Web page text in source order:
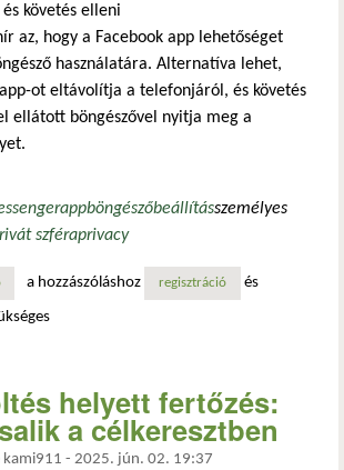
követés elleni
az, hogy a Facebook app lehetőséget
használatára. Alternatíva lehet,
ot eltávolítja a telefonjáról, és követés
ellátott böngészővel nyitja meg a
appböngészőbeállításszemélyes
szféraprivacy
facebook böngésző beállítása tartalommal kapcsolatosan
a hozzászóláshoz regisztráció és
helyett fertőzés:
a célkeresztben
kami911 - 2025. jún. 02. 19:37